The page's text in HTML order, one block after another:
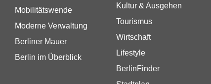
Mobilitätswende
Moderne Verwaltung
Berliner Mauer
Berlin im Überblick
Kultur & Ausgehen
Tourismus
Wirtschaft
Lifestyle
BerlinFinder